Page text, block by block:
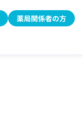
薬局関係者の方